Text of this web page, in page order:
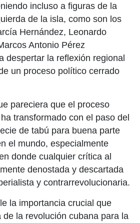
incluso a figuras de la
de la isla, como son los
Hernández, Leonardo
Antonio Pérez
despertar la reflexión regional
un proceso político cerrado
pareciera que el proceso
transformado con el paso del
de tabú para buena parte
el mundo, especialmente
donde cualquier crítica al
denostada y descartada
y contrarrevolucionaria.
la importancia crucial que
de la revolución cubana para la